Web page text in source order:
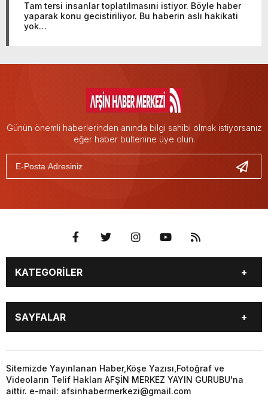
Tam tersi insanlar toplatılmasıni istiyor. Böyle haber
yaparak konu gecistiriliyor. Bu haberin aslı hakikati
yok…
Günün önemli haberlerinden anında bilgi sahibi olmak istiyorsanız
eğer haber bültenine üye olun.
KATEGORİLER
EĞİTİM
EKONOMİ
GÜNCEL
SİYASET
YEREL HABERLER
KÜNYE
…
3. SAYFA
KÜLTÜR
SAYFALAR
GÜNCEL
ÖZEL HABER
SİYASET
YEREL HABERLER
KÜNYE
…
Sitemizde Yayınlanan Haber,Köşe Yazısı,Fotoğraf ve
Videoların Telif Hakları AFŞİN MERKEZ YAYIN GURUBU'na
aittir. e-mail: afsinhabermerkezi@gmail.com